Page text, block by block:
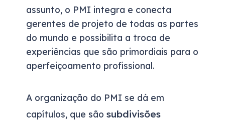
assunto, o PMI integra e conecta
gerentes de projeto de todas as partes
do mundo e possibilita a troca de
experiências que são primordiais para o
aperfeiçoamento profissional.
A organização do PMI se dá em
capítulos, que são subdivisões